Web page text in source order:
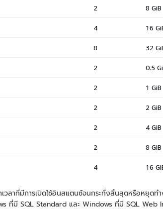
ลาที่มีการเปิดใช้อินสแตนซ์จนกระทั่งสิ้นสุดหรือหยุดท
มี SQL Standard และ Windows ที่มี SQL Web